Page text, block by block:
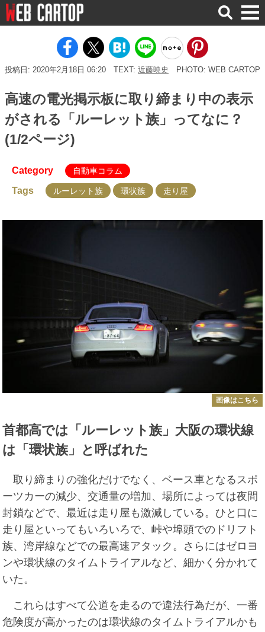
検
索
投稿日: 2020年2月18日 06:20 TEXT: 近藤暁史 PHOTO: WEB CARTOP
高速の電光掲示板に取り締まり中の表示
がされる「ルーレット族」ってなに？
(1/2ページ)
Category 自動車コラム
Tags ルーレット族 環状族 走り屋
画像はこちら
首都高では「ルーレット族」大阪の環状線
は「環状族」と呼ばれた
取り締まりの強化だけでなく、ベース車となるスポ
ーツカーの減少、交通量の増加、場所によっては夜間
封鎖などで、最近は走り屋も激減している。ひと口に
走り屋といってもいろいろで、峠や埠頭でのドリフト
族、湾岸線などでの最高速アタック。さらにはゼロヨ
ンや環状線のタイムトライアルなど、細かく分かれて
いた。
これらはすべて公道を走るので違法行為だが、一番
危険度が高かったのは環状線のタイムトライアルかも